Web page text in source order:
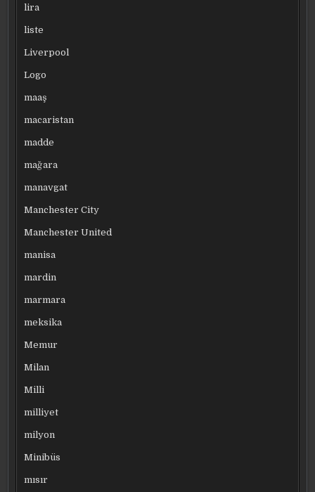
lira
liste
Liverpool
Logo
maaş
macaristan
madde
mağara
manavgat
Manchester City
Manchester United
manisa
mardin
marmara
meksika
Memur
Milan
Milli
milliyet
milyon
Minibüs
mısır